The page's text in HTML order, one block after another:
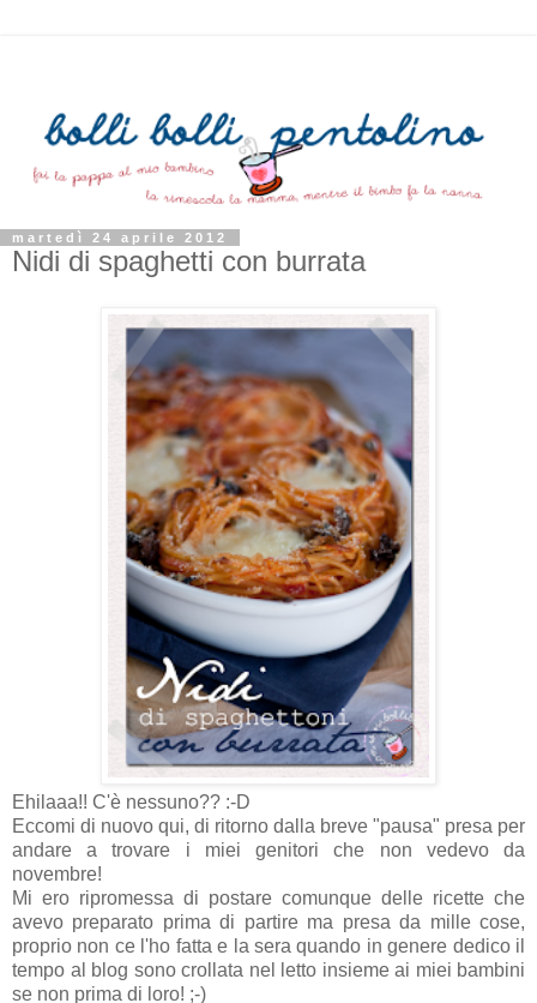
martedì 24 aprile 2012
Nidi di spaghetti con burrata
Ehilaaa!! C'è nessuno?? :-D
Eccomi di nuovo qui, di ritorno dalla breve "pausa" presa per
andare a trovare i miei genitori che non vedevo da
novembre!
Mi ero ripromessa di postare comunque delle ricette che
avevo preparato prima di partire ma presa da mille cose,
proprio non ce l'ho fatta e la sera quando in genere dedico il
tempo al blog sono crollata nel letto insieme ai miei bambini
se non prima di loro! ;-)